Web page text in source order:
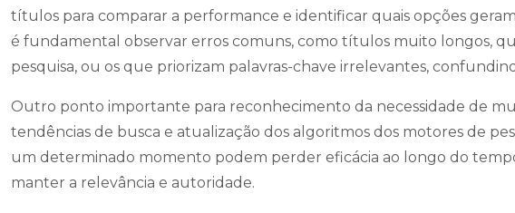
títulos para comparar a performance e identificar quais opções
é fundamental observar erros comuns, como títulos muito longos,
pesquisa, ou os que priorizam palavras-chave irrelevantes,
Outro ponto importante para reconhecimento da necessidade de
tendências de busca e atualização dos algoritmos dos motores de
um determinado momento podem perder eficácia ao longo do
manter a relevância e autoridade.